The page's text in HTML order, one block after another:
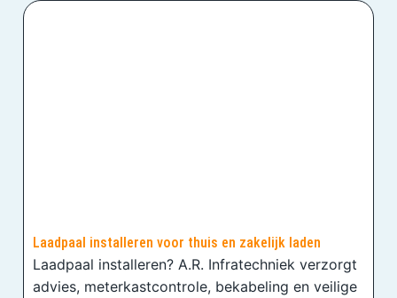
Laadpaal installeren voor thuis en zakelijk laden
Laadpaal installeren? A.R. Infratechniek verzorgt
advies, meterkastcontrole, bekabeling en veilige